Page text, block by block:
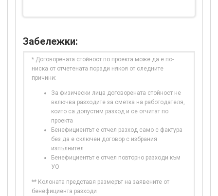
Забележки:
* Договорената стойност по проекта може да е по-
ниска от отчетената поради някоя от следните
причини:
За физически лица договорената стойност не
включва разходите за сметка на работодателя,
които са допустим разход и се отчитат по
проекта
Бенефициентът е отчел разход само с фактура
без да е сключен договор с избрания
изпълнител
Бенефициентът е отчел повторно разходи към
УО
** Колоната представя размерът на заявените от
бенефициента разходи